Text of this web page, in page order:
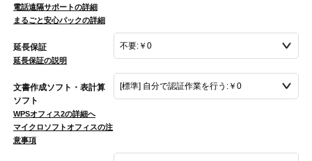
電話遠隔サポートの詳細
まるごと安心パックの詳細
延長保証
延長保証の説明
文書作成ソフト・表計算
ソフト
WPSオフィス2の詳細へ
マイクロソフトオフィスの注
意事項